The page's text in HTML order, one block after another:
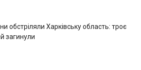
обстріляли Харківську область: троє
загинули